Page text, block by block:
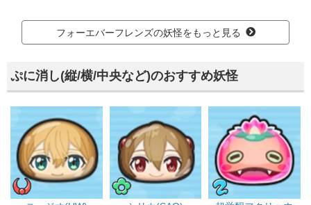
フォーエバーフレンズの妖怪をもっと見る
ぷに消し(縦/横/中央など)のおすすめ妖怪